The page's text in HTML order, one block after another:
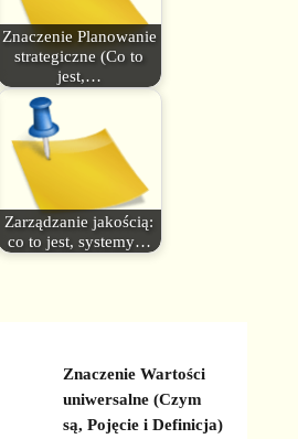
Znaczenie Planowanie
strategiczne (Co to
jest,…
Zarządzanie jakością:
co to jest, systemy…
Znaczenie Wartości
uniwersalne (Czym
są, Pojęcie i Definicja)